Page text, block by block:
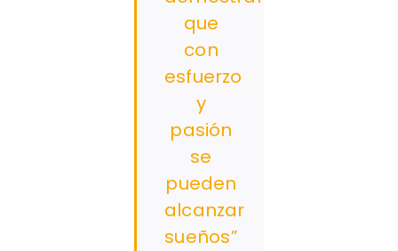
que
con
esfuerzo
y
pasión
se
pueden
alcanzar
sueños”